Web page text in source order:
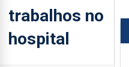
trabalhos no
hospital